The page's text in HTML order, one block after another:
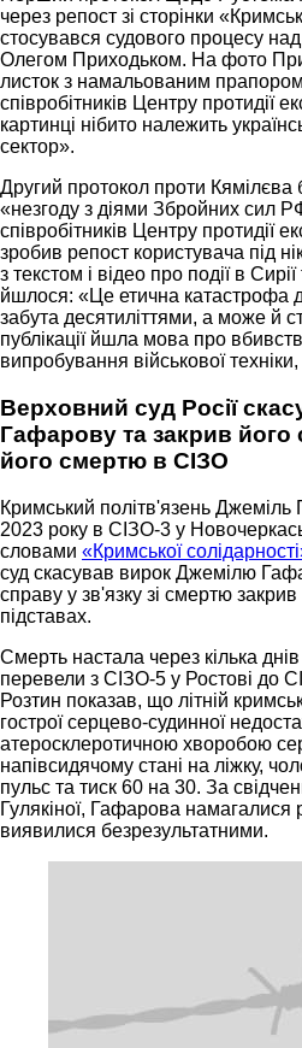
через репост зі сторінки
стосувався судового процесу над
Олегом Приходьком. На фото
листок з намальованим
співробітників Центру протидії
картинці нібито належить
сектор».
Другий протокол проти Кямілєва
«незгоду з діями Збройних сил
співробітників Центру протидії
зробив репост користувача під
з текстом і відео про події в
йшлося: «Це етична катастрофа
забута десятиліттями, а може й
публікації йшла мова про
випробування військової
Верховний суд Росії
Гафарову та закрив його
його смертю в СІЗО
Кримський політв'язень
2023 року в СІЗО-3 у
словами «Кримської
суд скасував вирок Джемілю
справу у зв'язку зі смертю
підставах.
Смерть настала через кілька
перевели з СІЗО-5 у Ростові до
Розтин показав, що літній
гострої серцево-судинної
атеросклеротичною хворобою
напівсидячому стані на ліжку,
пульс та тиск 60 на 30. За
Гулякіної, Гафарова намагалися
виявилися безрезультатними.